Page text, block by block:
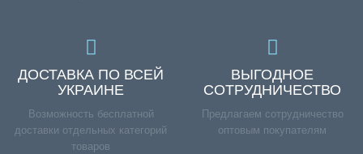
ДОСТАВКА ПО ВСЕЙ
УКРАИНЕ
Возможность бесплатной
доставки отдельных категорий
товаров
ВЫГОДНОЕ
СОТРУДНИЧЕСТВО
Предлагаем сотрудничество
оптовым покупателям